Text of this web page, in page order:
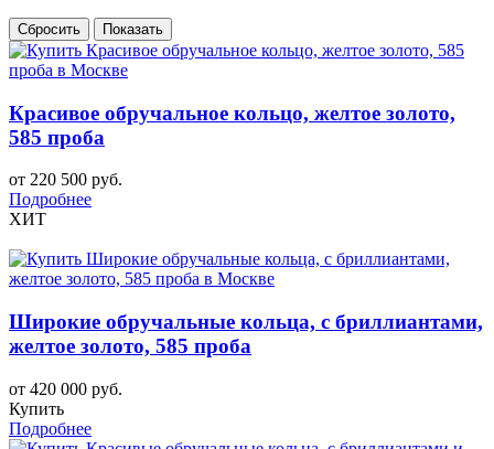
Красивое обручальное кольцо, желтое золото,
585 проба
от 220 500 руб.
Подробнее
ХИТ
Широкие обручальные кольца, с бриллиантами,
желтое золото, 585 проба
от 420 000 руб.
Купить
Подробнее